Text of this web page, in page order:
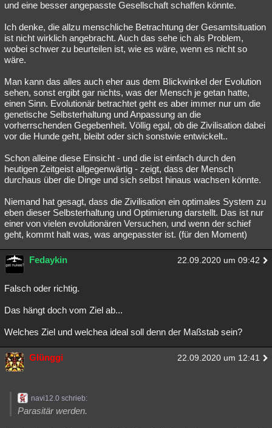
und eine besser angepasste Gesellschaft schaffen könnte.
Ich denke, die allzu menschliche Betrachtung der Gesamtsituation
ist nicht wirklich angebracht. Auch das sehe ich als Problem,
wobei schwer zu beurteilen ist, wie es wäre, wenn es nicht so
wäre.
Man kann das alles auch eher aus dem Blickwinkel der Evolution
sehen, sonst ergibt gar nichts, was der Mensch je getan hatte,
einen Sinn. Evolutionär betrachtet geht es aber immer nur um die
genetische Selbsterhaltung und Anpassung an die
vorherrschenden Gegebenheit. Völlig egal, ob die Zivilisation dabei
vor die Hunde geht, bleibt oder sich sonstwie entwickelt..
Schon alleine diese Einsicht - und die ist einfach durch den
heutigen Zeitgeist allgegenwärtig - zeigt, dass der Mensch
durchaus über die Dinge und sich selbst hinaus wachsen könnte.
Niemand hat gesagt, dass die Zivilisation ein optimales System zu
eben dieser Selbsterhaltung und Optimierung darstellt. Das ist nur
einer von vielen evolutionären Versuchen, und wenn der schief
geht, kommt halt was, was angepasster ist. (für den Moment)
Fedaykin 22.09.2020 um 09:42
Falsch oder richtig.
Das hängt doch vom Ziel ab...
Welches Ziel und welchea ideal soll denn der Maßstab sein?
Glünggi 22.09.2020 um 12:41
navi12.0 schrieb:
Parasitär werden.